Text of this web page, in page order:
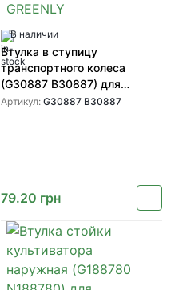
В наличии
Втулка в ступицу
транспортного колеса
(G30887 B30887) для
техники John Deere от
Артикул: G30887 B30887
79.20 грн